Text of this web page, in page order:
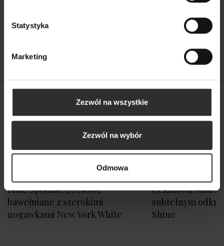
Statystyka
Marketing
Zezwól na wszystkie
Zezwól na wybór
Odmowa
Białe Spodnie Dresowe
bawełniane z szerokimi
nogawkami New York White
Cekinowa
subtelnym
Shine